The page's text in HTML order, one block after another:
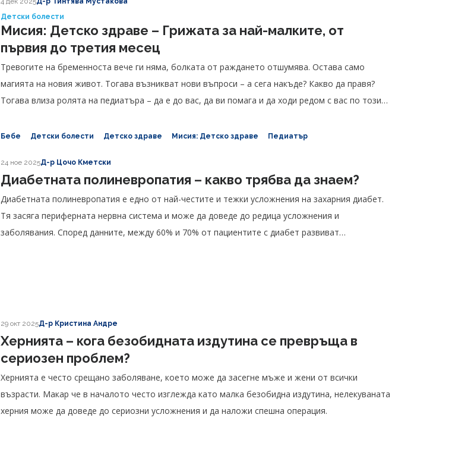
Детски болести
Мисия: Детско здраве – Грижата за най-малките, от
първия до третия месец
Тревогите на бременноста вече ги няма, болката от раждането отшумява. Остава само
магията на новия живот. Тогава възникват нови въпроси – а сега накъде? Какво да правя?
Тогава влиза ролята на педиатъра – да е до вас, да ви помага и да ходи редом с вас по този
Бебе Детски болести Детско здраве Мисия: Детско здраве Педиатър
24 ное 2025Д-р Цочо Кметски
Диабетната полиневропатия – какво трябва да знаем?
Диабетната полиневропатия е едно от най-честите и тежки усложнения на захарния диабет.
Тя засяга периферната нервна система и може да доведе до редица усложнения и
заболявания. Според данните, между 60% и 70% от пациентите с диабет развиват
29 окт 2025Д-р Кристина Андре
Хернията – кога безобидната издутина се превръща в
сериозен проблем?
Хернията е често срещано заболяване, което може да засегне мъже и жени от всички
възрасти. Макар че в началото често изглежда като малка безобидна издутина, нелекуваната
херния може да доведе до сериозни усложнения и да наложи спешна операция.